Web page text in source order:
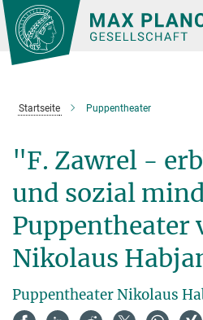
Hauptinhalt
Startseite Puppentheater
"F. Zawrel -
und sozial
Puppentheater
Nikolaus
Puppentheater Nikolaus